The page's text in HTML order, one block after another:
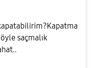
saçmalık